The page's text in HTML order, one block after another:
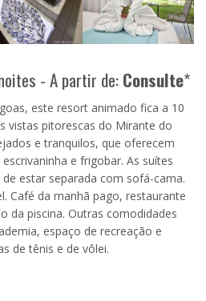
- A partir de:Consulte*
este resort animado fica a 10
vistas pitorescas do Mirante do
e tranquilos, que oferecem
e frigobar. As suítes
estar separada com sofá-cama.
Café da manhã pago, restaurante
da piscina. Outras comodidades
espaço de recreação e
de tênis e de vôlei.